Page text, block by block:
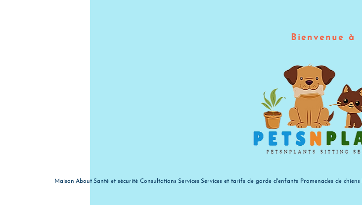
Bienvenue à
Maison About Santé et sécurité Consultations Services Services et tarifs de garde d'enfants Promenades de chiens